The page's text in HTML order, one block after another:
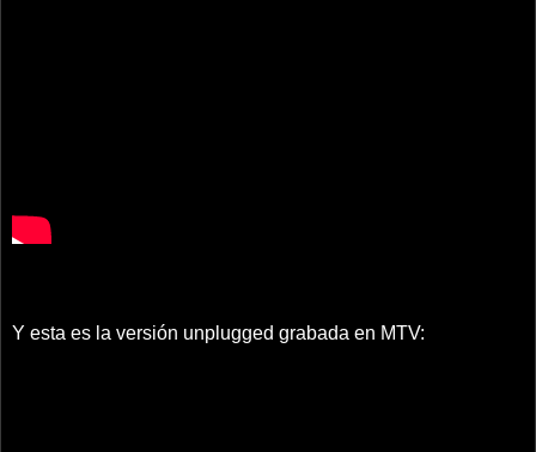
Y esta es la versión unplugged grabada en MTV: